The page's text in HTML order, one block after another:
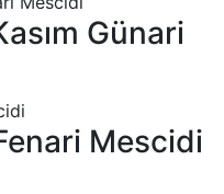
Günari
Mescidi